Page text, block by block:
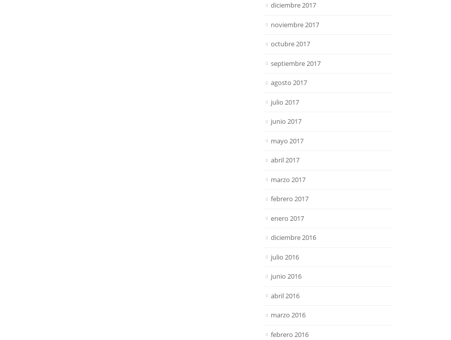
diciembre 2017
noviembre 2017
octubre 2017
septiembre 2017
agosto 2017
julio 2017
junio 2017
mayo 2017
abril 2017
marzo 2017
febrero 2017
enero 2017
diciembre 2016
julio 2016
junio 2016
abril 2016
marzo 2016
febrero 2016